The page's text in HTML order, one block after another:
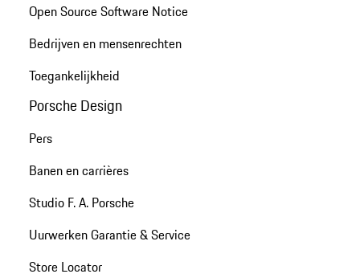
Open Source Software Notice
Bedrijven en mensenrechten
Toegankelijkheid
Porsche Design
Pers
Banen en carrières
Studio F. A. Porsche
Uurwerken Garantie & Service
Store Locator